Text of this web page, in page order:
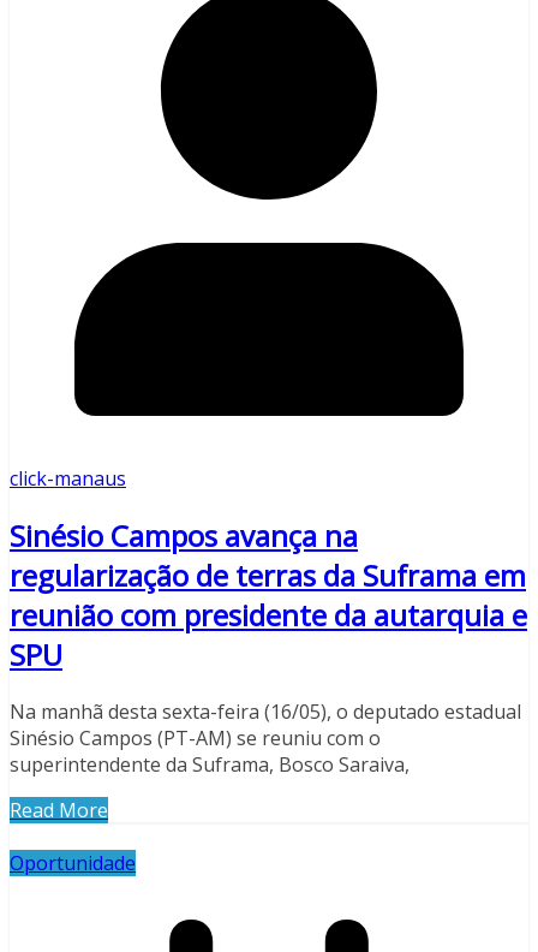
click-manaus
Sinésio Campos avança na
regularização de terras da Suframa em
reunião com presidente da autarquia e
SPU
Na manhã desta sexta-feira (16/05), o deputado estadual
Sinésio Campos (PT-AM) se reuniu com o
superintendente da Suframa, Bosco Saraiva,
Read More
Oportunidade